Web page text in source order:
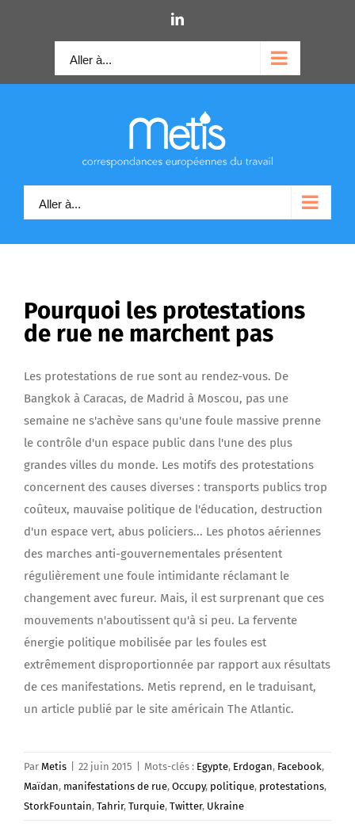
LinkedIn
Aller à...
Aller à...
Pourquoi les protestations
de rue ne marchent pas
Les protestations de rue sont au rendez-vous. De
Bangkok à Caracas, de Madrid à Moscou, pas une
semaine ne s'achève sans qu'une foule massive prenne
le contrôle d'un espace public dans l'une des plus
grandes villes du monde. Les motifs des protestations
concernent des causes diverses : transports publics trop
coûteux, mauvaise politique de l'éducation, destruction
d'un espace vert, abus policiers... Les photos aériennes
des marches anti-gouvernementales présentent
régulièrement une foule intimidante réclamant le
changement avec fureur. Mais, il est surprenant que ces
mouvements n'aboutissent qu'à si peu. La fervente
énergie politique mobilisée par les foules est
extrêmement disproportionnée par rapport aux résultats
de ces manifestations. Metis reprend, en le traduisant,
un article publié par le site américain The Atlantic.
Par Metis 22 juin 2015 Mots-clés : Egypte, Erdogan, Facebook,
Maïdan, manifestations de rue, Occupy, politique, protestations,
StorkFountain, Tahrir, Turquie, Twitter, Ukraine